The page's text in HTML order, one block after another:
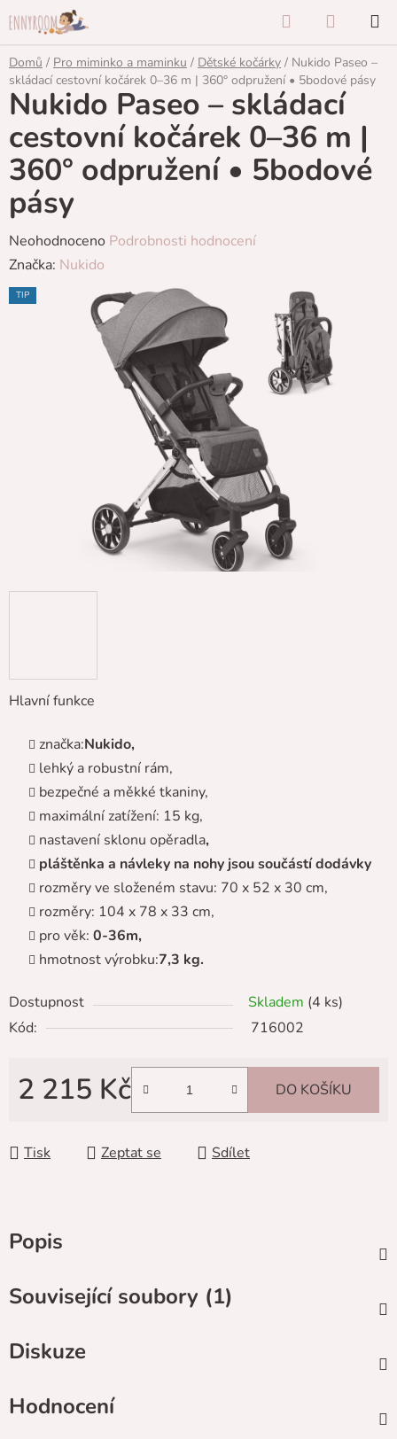
na
Hledat
Domů / Pro miminko a maminku / Dětské kočárky / Nukido Paseo –
skládací cestovní kočárek 0–36 m | 360° odpružení • 5bodové pásy
Hlavní funkce
značka:Nukido,
lehký a robustní rám,
bezpečné a měkké tkaniny,
maximální zatížení: 15 kg,
nastavení sklonu opěradla,
pláštěnka a návleky na nohy jsou součástí dodávky
rozměry ve složeném stavu: 70 x 52 x 30 cm,
rozměry: 104 x 78 x 33 cm,
pro věk: 0-36m,
hmotnost výrobku:7,3 kg.
Dostupnost Skladem (4 ks)
Kód:
716002
2 215 Kč DO KOŠÍKU
Tisk Zeptat se Sdílet
Nukido Paseo – skládací
cestovní kočárek 0–36 m |
360° odpružení • 5bodové
pásy
Průměrné
hodnocení
produktu
Neohodnoceno Podrobnosti hodnocení
Značka: Nukido
TIP
Popis
Související soubory (1)
Diskuze
Hodnocení